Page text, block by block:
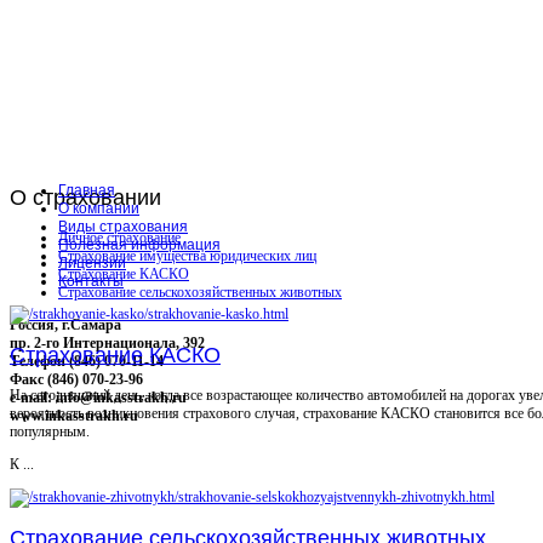
О страховании
Личное страхование
Страхование имущества юридических лиц
Страхование КАСКО
Страхование сельскохозяйственных животных
Россия, г.Самара
пр. 2-го Интернационала, 392
Телефон (846) 070-11-14
Факс (846) 070-23-96
e-mail: info@inkasstrakh.ru
www.inkasstrakh.ru
Главная
О компании
Виды страхования
Полезная информация
Лицензии
Контакты
Страхование КАСКО
На сегодняшний день, когда все возрастающее количество автомобилей на дорогах
вероятность возникновения страхового случая, страхование КАСКО становится все
популярным.
К ...
Страхование сельскохозяйственных животных